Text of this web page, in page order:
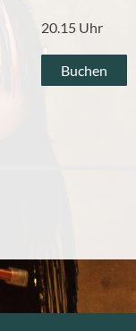
20.15 Uhr
Buchen